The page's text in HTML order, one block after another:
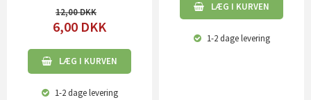
12,00
6,00 DKK
LÆG I KURVEN
1-2 dagelevering
LÆG I KURVEN
1-2 dagelevering